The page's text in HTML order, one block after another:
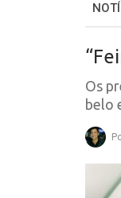
Os
belo